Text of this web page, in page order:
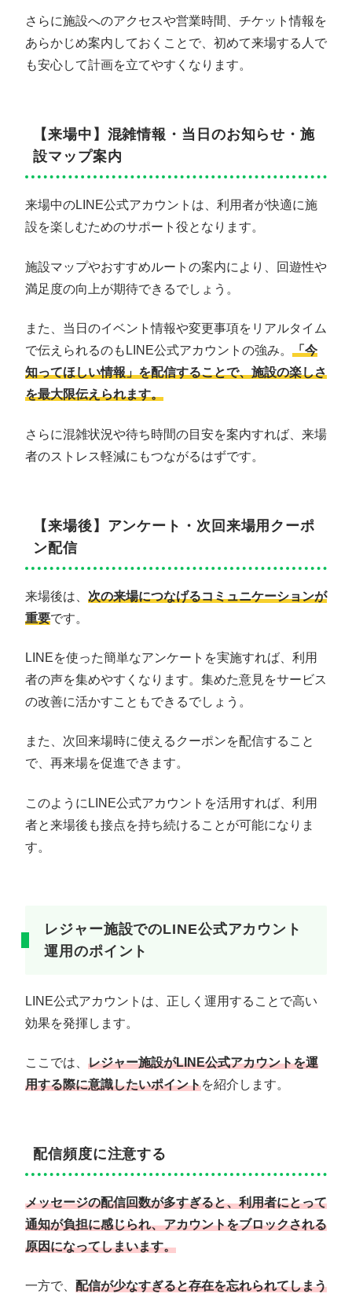
さらに施設へのアクセスや営業時間、チケット情報を
あらかじめ案内しておくことで、初めて来場する人で
も安心して計画を立てやすくなります。
【来場中】混雑情報・当日のお知らせ・施
設マップ案内
来場中のLINE公式アカウントは、利用者が快適に施
設を楽しむためのサポート役となります。
施設マップやおすすめルートの案内により、回遊性や
満足度の向上が期待できるでしょう。
また、当日のイベント情報や変更事項をリアルタイム
で伝えられるのもLINE公式アカウントの強み。 「今
知ってほしい情報」を配信することで、施設の楽しさ
を最大限伝えられます。
さらに混雑状況や待ち時間の目安を案内すれば、来場
者のストレス軽減にもつながるはずです。
【来場後】アンケート・次回来場用クーポ
ン配信
来場後は、 次の来場につなげるコミュニケーションが
重要です。
LINEを使った簡単なアンケートを実施すれば、利用
者の声を集めやすくなります。集めた意見をサービス
の改善に活かすこともできるでしょう。
また、次回来場時に使えるクーポンを配信すること
で、再来場を促進できます。
このようにLINE公式アカウントを活用すれば、利用
者と来場後も接点を持ち続けることが可能になりま
す。
レジャー施設でのLINE公式アカウント
運用のポイント
LINE公式アカウントは、正しく運用することで高い
効果を発揮します。
ここでは、 レジャー施設がLINE公式アカウントを運
用する際に意識したいポイントを紹介します。
配信頻度に注意する
メッセージの配信回数が多すぎると、利用者にとって
通知が負担に感じられ、アカウントをブロックされる
原因になってしまいます。
一方で、 配信が少なすぎると存在を忘れられてしまう